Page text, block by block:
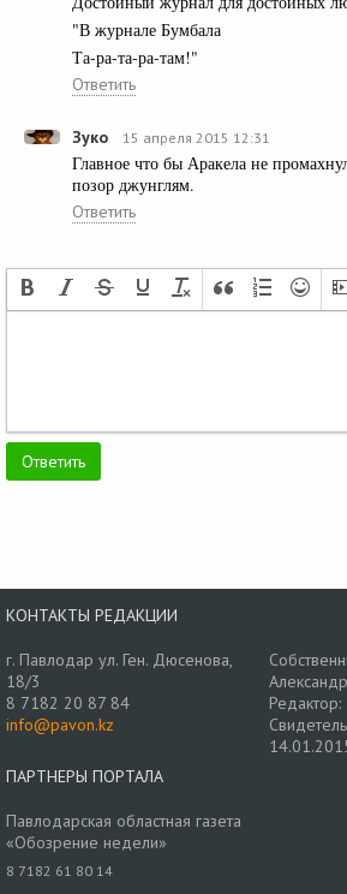
"В журнале Бумбала
Та-ра-та-ра-там!"
Ответить
Зуко 15 апреля 2015 12:31
Главное что бы Аракела не
позор джунглям.
Ответить
КОНТАКТЫ РЕДАКЦИИ
г. Павлодар ул. Ген. Дюсенова,
18/3
8 7182 20 87 84
info@pavon.kz
ПАРТНЕРЫ ПОРТАЛА
Павлодарская областная газета
«Обозрение недели»
8 7182 61 80 14